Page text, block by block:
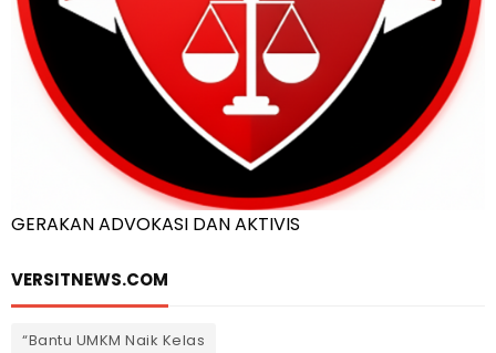
GERAKAN ADVOKASI DAN AKTIVIS
VERSITNEWS.COM
“Bantu UMKM Naik Kelas